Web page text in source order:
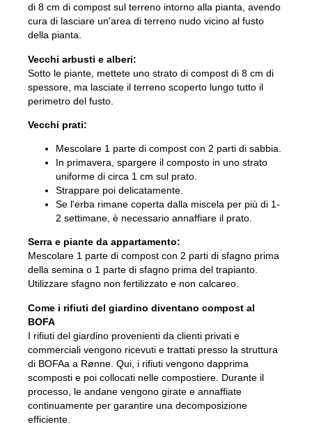
di 8 cm di compost sul terreno intorno alla pianta, avendo
cura di lasciare un'area di terreno nudo vicino al fusto
della pianta.
Vecchi arbusti e alberi:
Sotto le piante, mettete uno strato di compost di 8 cm di
spessore, ma lasciate il terreno scoperto lungo tutto il
perimetro del fusto.
Vecchi prati:
Mescolare 1 parte di compost con 2 parti di sabbia.
In primavera, spargere il composto in uno strato
uniforme di circa 1 cm sul prato.
Strappare poi delicatamente.
Se l'erba rimane coperta dalla miscela per più di 1-
2 settimane, è necessario annaffiare il prato.
Serra e piante da appartamento:
Mescolare 1 parte di compost con 2 parti di sfagno prima
della semina o 1 parte di sfagno prima del trapianto.
Utilizzare sfagno non fertilizzato e non calcareo.
Come i rifiuti del giardino diventano compost al
BOFA
I rifiuti del giardino provenienti da clienti privati e
commerciali vengono ricevuti e trattati presso la struttura
di BOFAa a Rønne. Qui, i rifiuti vengono dapprima
scomposti e poi collocati nelle compostiere. Durante il
processo, le andane vengono girate e annaffiate
continuamente per garantire una decomposizione
efficiente.